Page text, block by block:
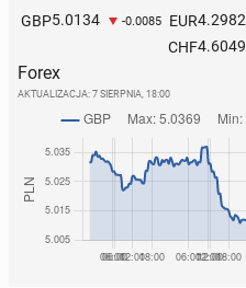
GBP5.0134 -0.0085 EUR4.2982
CHF4.6049
Forex
AKTUALIZACJA: 7 SIERPNIA, 18:00